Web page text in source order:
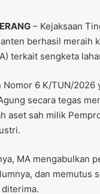
– Kejaksaan
berhasil meraih
terkait sengketa
6 K/TUN/2026
secara tegas
aset sah milik
MA mengabulkan
dan memutus